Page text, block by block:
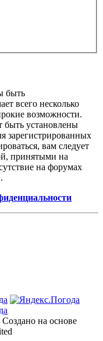
быть
всего несколько
возможности.
быть установлены
зарегистрированных
вам следует
принятыми на
на форумах
Создано на основе